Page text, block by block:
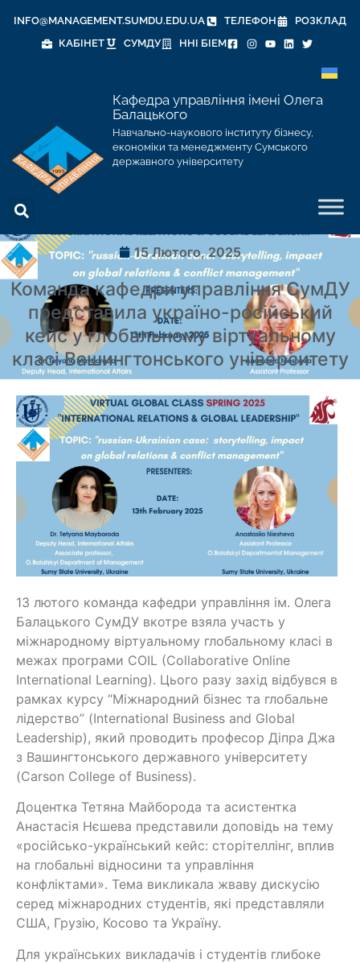
INFO@MANAGEMENT.SUMDU.EDU.UA ТЕЛЕФОН
РОЗКЛАД
КАБІНЕТ
СУМДУ ННІ БІЕМ
Кафедра управління імені Олега
Балацького
Навчально-наукового інституту бізнесу,
економіки та менеджменту Сумського
державного університету
15 Лютого, 2025
Команда кафедри управління СумДУ
представила україно-російський
кейс у глобальному віртуальному
класі Вашингтонського університету
13 лютого команда кафедри управління ім. Олега
Балацького СумДУ вкотре взяла участь у
міжнародному віртуальному глобальному класі в
межах програми COIL (Collaborative Online
International Learning). Цього разу захід відбувся в
рамках курсу “Міжнародний бізнес та глобальне
лідерство” (International Business and Global
Leadership), який проводить професор Діпра Джа
з Вашингтонського державного університету
(Carson College of Business).
Доцентка Тетяна Майборода та асистентка
Анастасія Нєшева представили доповідь на тему
«російсько-український кейс: сторітеллінг, вплив
на глобальні відносини та управління
конфліктами». Тема викликала жваву дискусію
серед міжнародних студентів, які представляли
США, Грузію, Косово та Україну.
Для українських викладачів і студентів глибоке